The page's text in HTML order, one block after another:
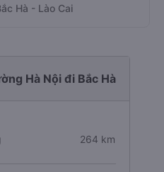
Hà - Lào Cai
Hà Nội đi Bắc Hà
264 km